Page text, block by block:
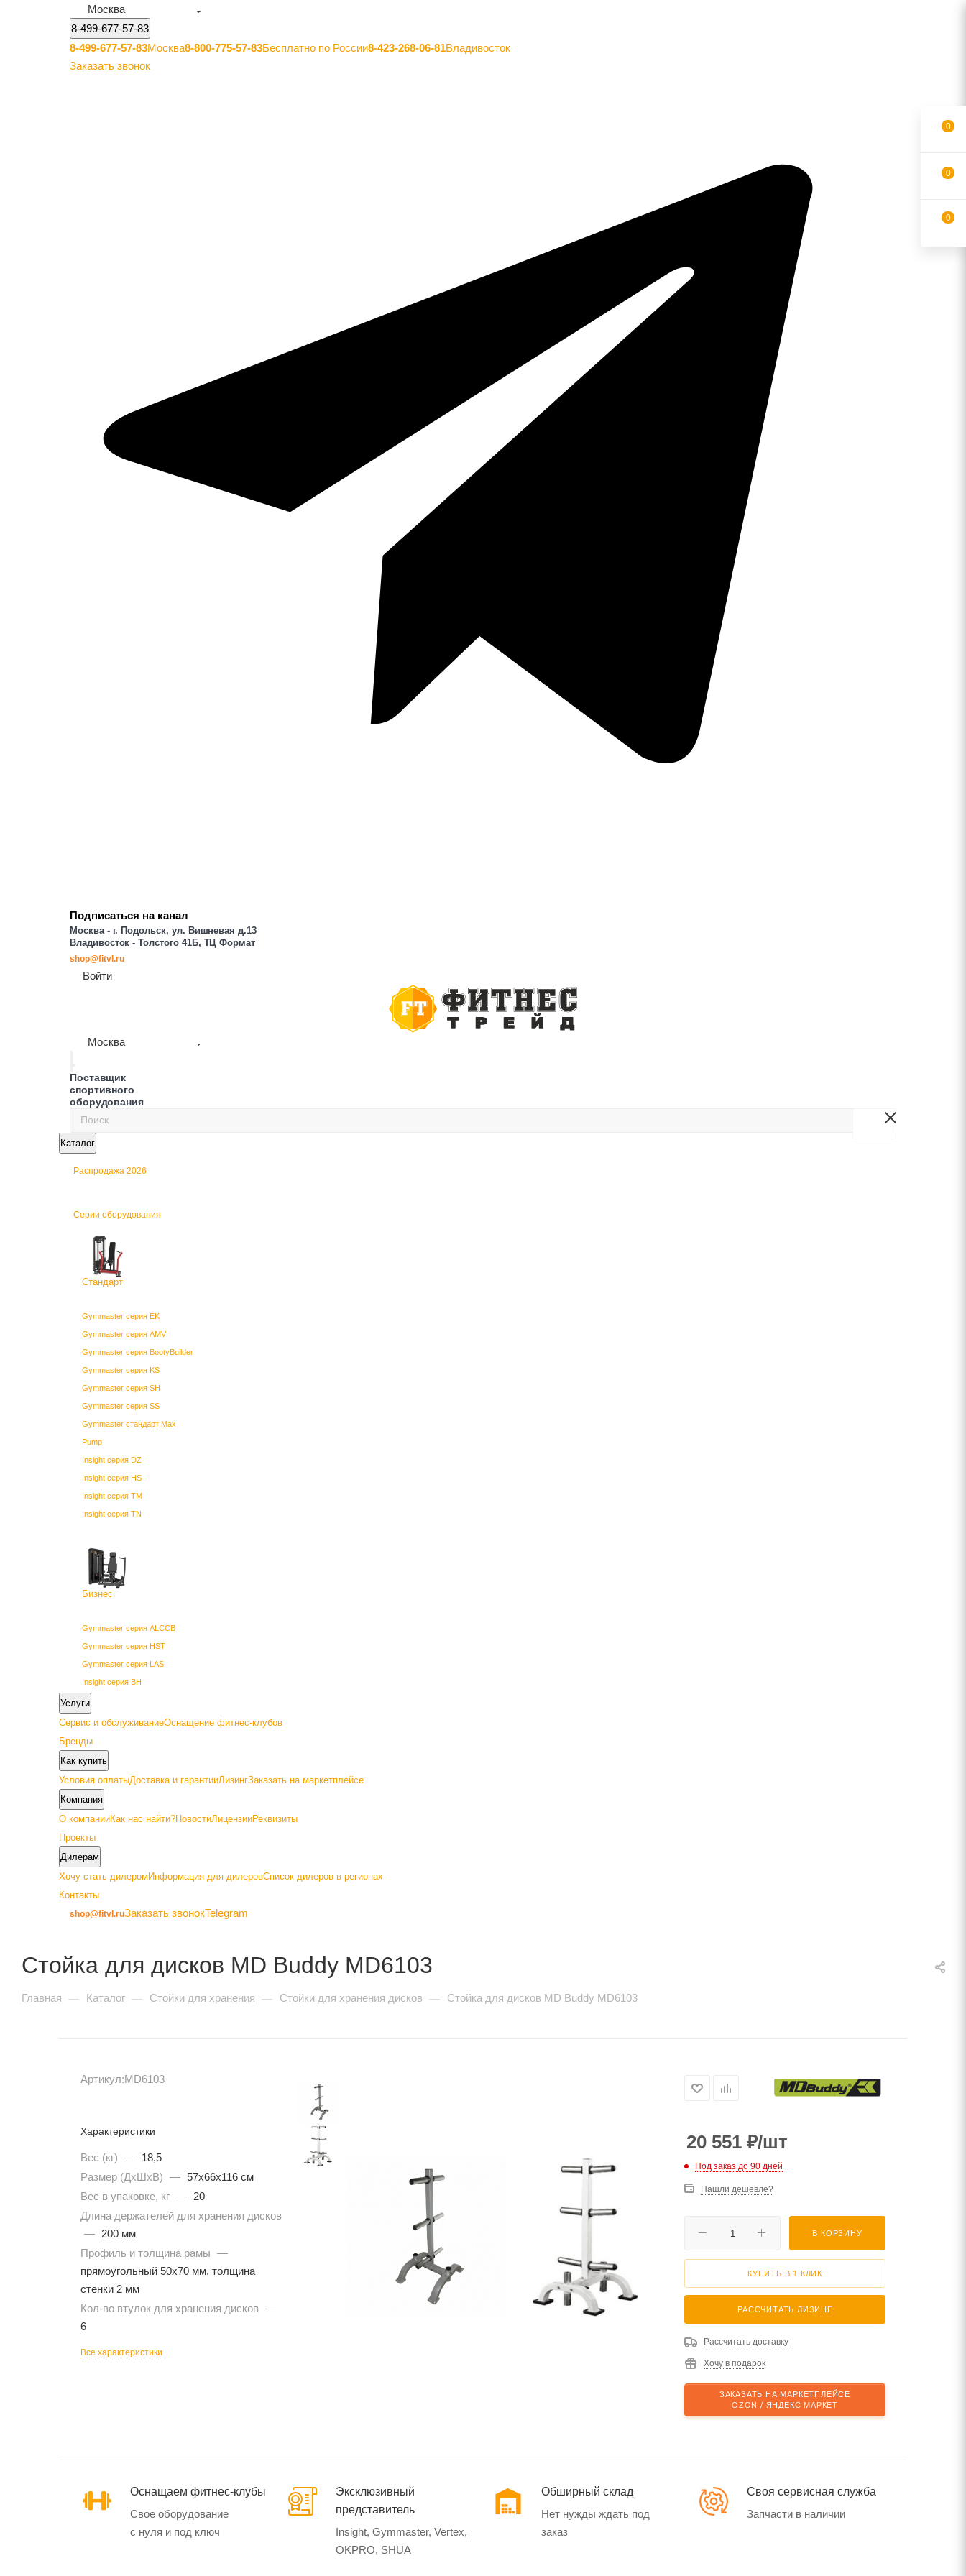
Москва
8-499-677-57-83
8-499-677-57-83Москва8-800-775-57-83Бесплатно по России8-423-268-06-81Владивосток
Заказать звонок
Подписаться на канал
Москва - г. Подольск, ул. Вишневая д.13
Владивосток - Толстого 41Б, ТЦ Формат
shop@fitvl.ru
Войти
Москва
Поставщик
спортивного
оборудования
Каталог
Распродажа 2026
Серии оборудования
Стандарт
Gymmaster серия EK
Gymmaster серия AMV
Gymmaster серия BootyBuilder
Gymmaster серия KS
Gymmaster серия SH
Gymmaster серия SS
Gymmaster стандарт Max
Pump
Insight серия DZ
Insight серия HS
Insight серия TM
Insight серия TN
Бизнес
Gymmaster серия ALCCB
Gymmaster серия HST
Gymmaster серия LAS
Insight серия BH
Insight серия BL
Insight серия PL
SHUA 68 серия
SHUA 69 серия
Vertex серия GETN
Премиум
SHUA 88 серия
Vertex серия APS
Беговые дорожки
Электрические
Эллиптические
тренажеры
Услуги
Сервис и обслуживаниеОснащение фитнес-клубов
Бренды
Как купить
Условия оплатыДоставка и гарантииЛизингЗаказать на маркетплейсе
Компания
О компанииКак нас найти?НовостиЛицензииРеквизиты
Проекты
Дилерам
Хочу стать дилером Информация для дилеровСписок дилеров в регионах
Контакты
shop@fitvl.ruЗаказать звонокTelegram
Стойка для дисков MD Buddy MD6103
Главная — Каталог — Стойки для хранения — Стойки для хранения дисков — Стойка для дисков MD Buddy MD6103
Артикул:MD6103
Характеристики
Вес (кг) — 18,5
Размер (ДхШхВ) — 57х66х116 см
Вес в упаковке, кг — 20
Длина держателей для хранения дисков
— 200 мм
Профиль и толщина рамы —
прямоугольный 50х70 мм, толщина
стенки 2 мм
Кол-во втулок для хранения дисков —
6
Все характеристики
20 551 ₽/шт
Под заказ до 90 дней
Нашли дешевле?
В КОРЗИНУ
КУПИТЬ В 1 КЛИК
РАССЧИТАТЬ ЛИЗИНГ
Рассчитать доставку
Хочу в подарок
ЗАКАЗАТЬ НА МАРКЕТПЛЕЙСЕ
OZON / ЯНДЕКС МАРКЕТ
Оснащаем фитнес-клубы
Свое оборудование
с нуля и под ключ
Эксклюзивный
представитель
Insight, Gymmaster, Vertex,
OKPRO, SHUA
Обширный склад
Нет нужды ждать под
заказ
Своя сервисная служба
Запчасти в наличии
0
0
0